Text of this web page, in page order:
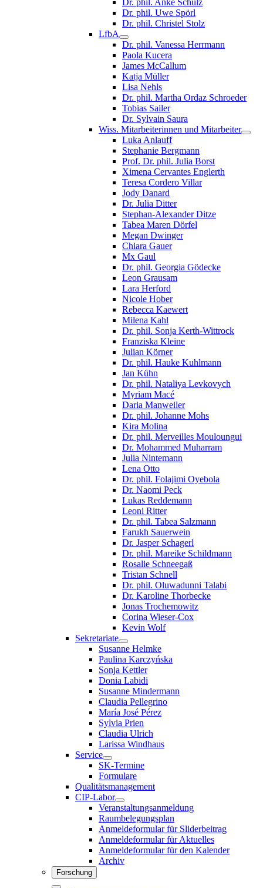
Dr. phil. Uwe Spörl
Dr. phil. Christel Stolz
LfbA
Dr. phil. Vanessa Herrmann
Paola Kucera
James McCallum
Katja Müller
Lisa Nehls
Dr. phil. Martha Ordaz Schroeder
Tobias Sailer
Dr. Sylvain Saura
Wiss. Mitarbeiterinnen und Mitarbeiter
Luka Anlauff
Stephanie Bergmann
Prof. Dr. phil. Julia Borst
Ximena Cervantes Englerth
Teresa Cordero Villar
Jody Danard
Dr. Julia Ditter
Stephan-Alexander Ditze
Tabea Maren Dörfel
Megan Dwinger
Chiara Gauer
Mx Gaul
Dr. phil. Georgia Gödecke
Leon Grausam
Lara Herford
Nicole Hober
Rebecca Kaewert
Milena Kahl
Dr. phil. Sonja Kerth-Wittrock
Franziska Kleine
Julian Körner
Dr. phil. Hauke Kuhlmann
Jan Kühn
Dr. phil. Nataliya Levkovych
Myriam Macé
Daria Manweiler
Dr. phil. Johanne Mohs
Kira Molina
Dr. phil. Merveilles Mouloungui
Dr. Mohammed Muharram
Julia Nintemann
Lena Otto
Dr. phil. Folajimi Oyebola
Dr. Naomi Peck
Lukas Reddemann
Leoni Ritter
Dr. phil. Tabea Salzmann
Farukh Sauerwein
Dr. Jasper Schagerl
Dr. phil. Mareike Schildmann
Rosalie Schneegaß
Tristan Schnell
Dr. phil. Oluwadunni Talabi
Dr. Karoline Thorbecke
Jonas Trochemowitz
Corina Wieser-Cox
Kevin Wolf
Sekretariate
Susanne Helmke
Paulina Karczyńska
Sonja Kettler
Donia Labidi
Susanne Mindermann
Claudia Pellegrino
María José Pérez
Sylvia Prien
Claudia Ulrich
Larissa Windhaus
Service
SK-Termine
Formulare
Qualitätsmanagement
CIP-Labor
Veranstaltungsanmeldung
Raumbelegungsplan
Anmeldeformular für Sliderbeitrag
Anmeldeformular für Aktuelles
Anmeldeformular für den Kalender
Archiv
Forschung